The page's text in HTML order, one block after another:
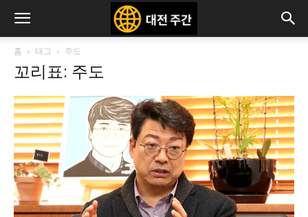
홈 태그 주도
꼬리표: 주도